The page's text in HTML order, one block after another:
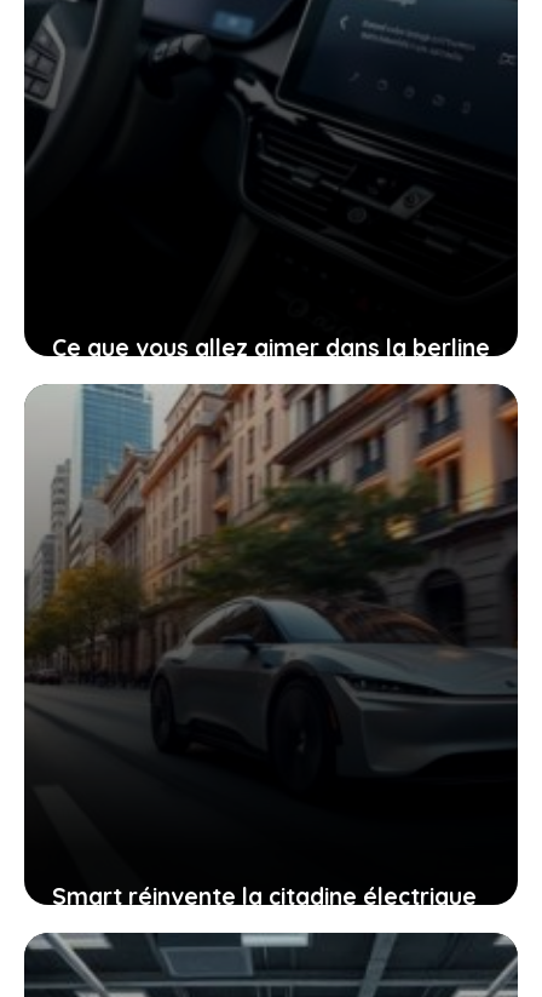
Ce que vous allez aimer dans la berline
électrique Hyundai IONIQ V, vraiment
différente
2 mai 2026
Smart réinvente la citadine électrique
à deux portes pour répondre à vos
besoins en ville